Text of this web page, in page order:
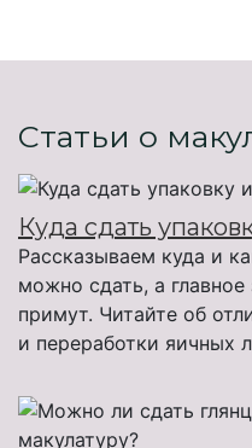
Статьи о
Куда сдать
Рассказываем куда и
можно сдать, а главное
примут. Читайте об
и переработки яичных